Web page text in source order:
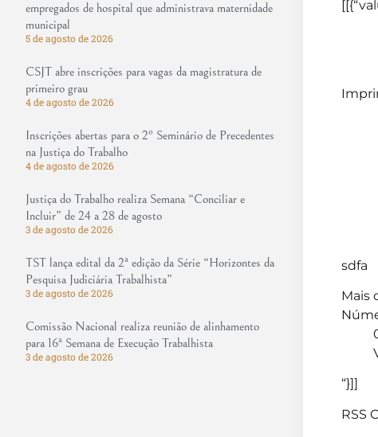
empregados de hospital que administrava maternidade
municipal
5 de agosto de 2026
CSJT abre inscrições para vagas da magistratura de
primeiro grau
4 de agosto de 2026
Inscrições abertas para o 2º Seminário de Precedentes
na Justiça do Trabalho
4 de agosto de 2026
Justiça do Trabalho realiza Semana “Conciliar e
Incluir” de 24 a 28 de agosto
3 de agosto de 2026
TST lança edital da 2ª edição da Série “Horizontes da
Pesquisa Judiciária Trabalhista”
3 de agosto de 2026
Comissão Nacional realiza reunião de alinhamento
para 16ª Semana de Execução Trabalhista
3 de agosto de 2026
sdfa
Mais
“}]]
RSS